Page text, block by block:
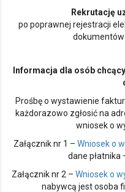
Rekrutację
po poprawnej rejestracji
dokumentów
Informacja dla osób
Prośbę o wystawienie
każdorazowo zgłosić na
wniosek o
Załącznik nr 1 – Wniosek o
dane płatnika
Załącznik nr 2 – Wniosek o
nabywcą jest osoba